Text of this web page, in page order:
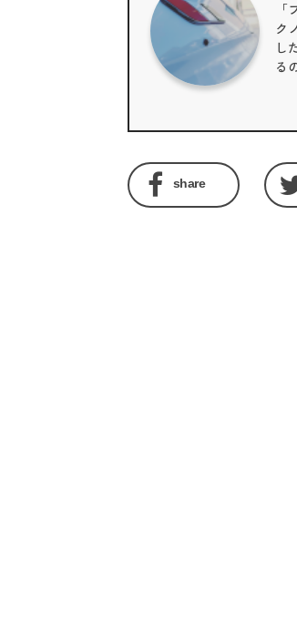
ク
し
る
share